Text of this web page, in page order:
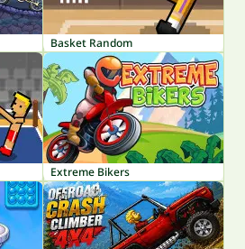
Basket Random
Extreme Bikers